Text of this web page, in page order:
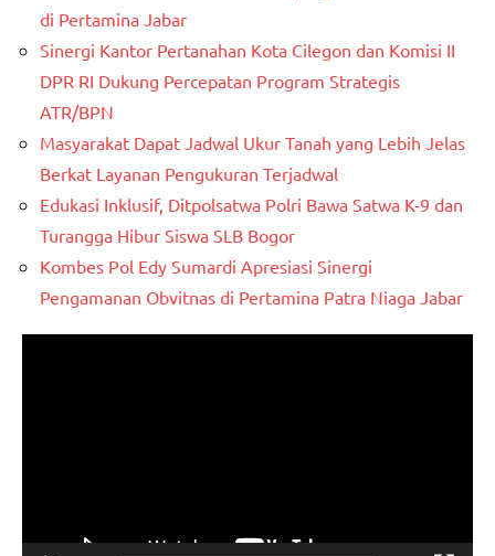
di Pertamina Jabar
Sinergi Kantor Pertanahan Kota Cilegon dan Komisi II
DPR RI Dukung Percepatan Program Strategis
ATR/BPN
Masyarakat Dapat Jadwal Ukur Tanah yang Lebih Jelas
Berkat Layanan Pengukuran Terjadwal
Edukasi Inklusif, Ditpolsatwa Polri Bawa Satwa K-9 dan
Turangga Hibur Siswa SLB Bogor
Kombes Pol Edy Sumardi Apresiasi Sinergi
Pengamanan Obvitnas di Pertamina Patra Niaga Jabar